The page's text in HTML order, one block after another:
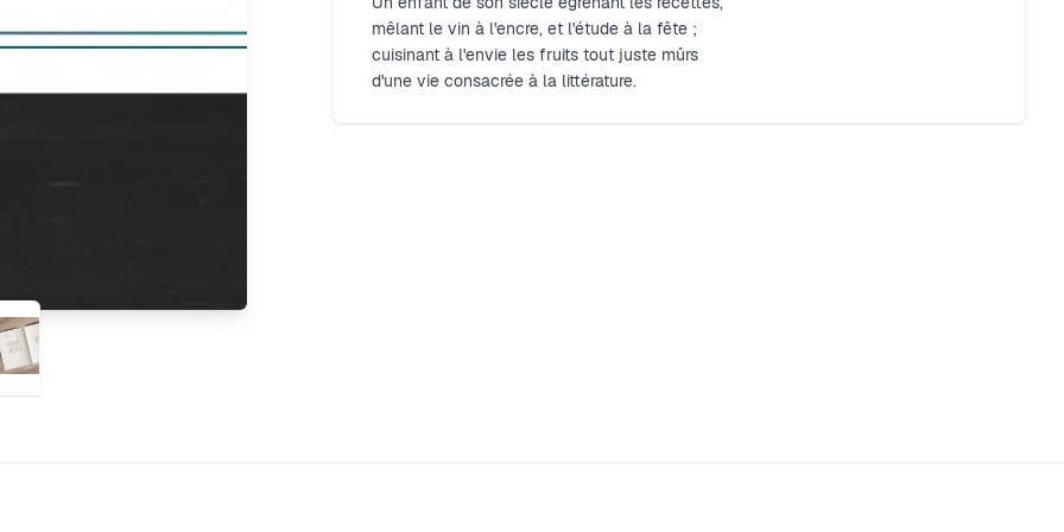
mêlant le vin à l'encre, et l'étude à la fête ;
cuisinant à l'envie les fruits tout juste mûrs
d'une vie consacrée à la littérature.